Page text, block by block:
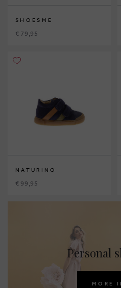
SHOESME
€ 79,95
NATURINO
€ 99,95
Personal
MORE